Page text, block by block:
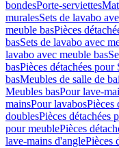
bondesPorte-serviettes
muralesSets de lavabo
meuble basPièces
basSets de lavabo avec
lavabo avec meuble bas
basPièces détachées
basMeubles de salle de
Meubles basPour lave-
mainsPour lavabosPièces
doublesPièces détachées
pour meublePièces
lave-mains d'anglePièces